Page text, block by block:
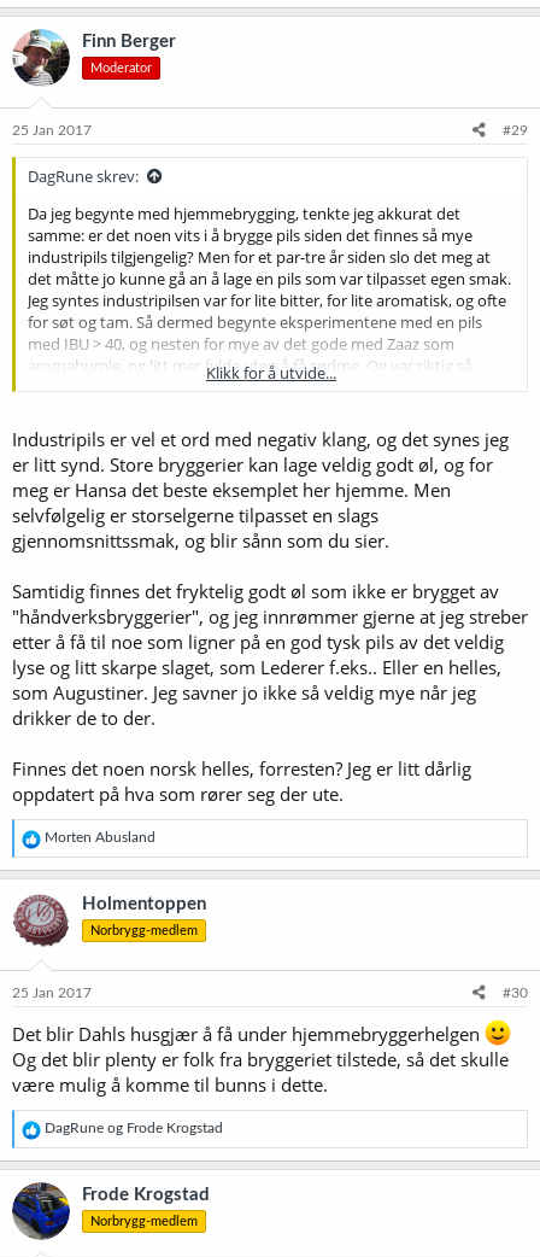
a
k
s
j
o
e
Finn Berger
Moderator
25 Jan 2017 #29
DagRune skrev:
Da jeg begynte med hjemmebrygging, tenkte jeg akkurat det
samme: er det noen vits i å brygge pils siden det finnes så mye
industripils tilgjengelig? Men for et par-tre år siden slo det meg at
det måtte jo kunne gå an å lage en pils som var tilpasset egen smak.
Jeg syntes industripilsen var for lite bitter, for lite aromatisk, og ofte
for søt og tam. Så dermed begynte eksperimentene med en pils
med IBU > 40, og nesten for mye av det gode med Zaaz som
aromahumle, og litt mer fylde uten å få sødme. Og var riktig så
Klikk for å utvide...
Industripils er vel et ord med negativ klang, og det synes jeg
er litt synd. Store bryggerier kan lage veldig godt øl, og for
meg er Hansa det beste eksemplet her hjemme. Men
selvfølgelig er storselgerne tilpasset en slags
gjennomsnittssmak, og blir sånn som du sier.
Samtidig finnes det fryktelig godt øl som ikke er brygget av
"håndverksbryggerier", og jeg innrømmer gjerne at jeg streber
etter å få til noe som ligner på en god tysk pils av det veldig
lyse og litt skarpe slaget, som Lederer f.eks.. Eller en helles,
som Augustiner. Jeg savner jo ikke så veldig mye når jeg
drikker de to der.
Finnes det noen norsk helles, forresten? Jeg er litt dårlig
oppdatert på hva som rører seg der ute.
R
e
a
k
s
j
o
e
Morten Abusland
Holmentoppen
Norbrygg-medlem
25 Jan 2017 #30
Det blir Dahls husgjær å få under hjemmebryggerhelgen
Og det blir plenty er folk fra bryggeriet tilstede, så det skulle
være mulig å komme til bunns i dette.
R
e
a
k
s
j
o
DagRune og Frode Krogstad
Frode Krogstad
Norbrygg-medlem